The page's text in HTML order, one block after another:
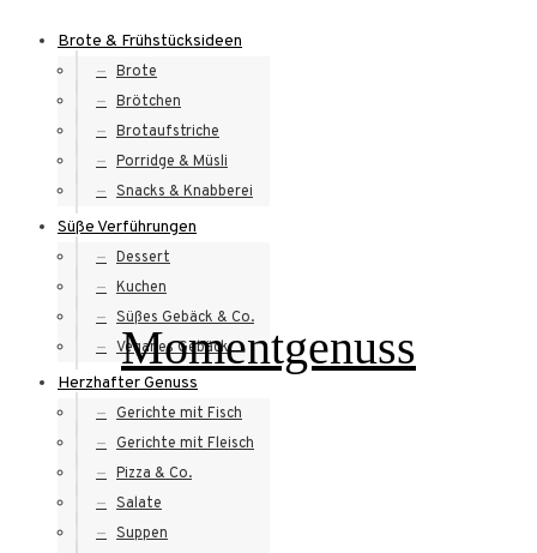
Momentgenuss
Brote & Frühstücksideen
Brote
Brötchen
Brotaufstriche
Porridge & Müsli
Snacks & Knabberei
Süße Verführungen
Dessert
Kuchen
Süßes Gebäck & Co.
Veganes Gebäck
Herzhafter Genuss
Gerichte mit Fisch
Gerichte mit Fleisch
Pizza & Co.
Salate
Suppen